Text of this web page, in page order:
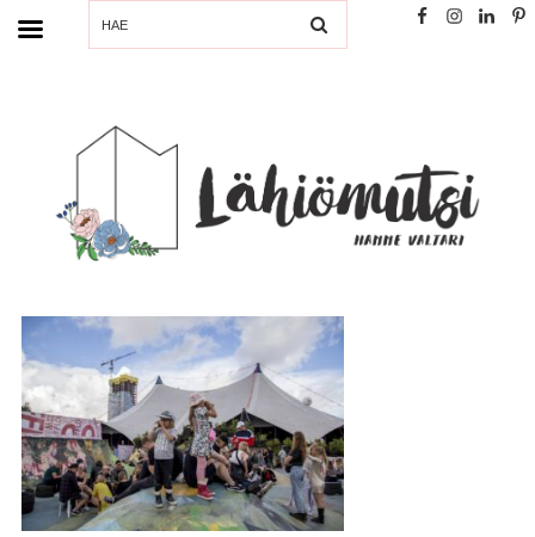
SEARCH